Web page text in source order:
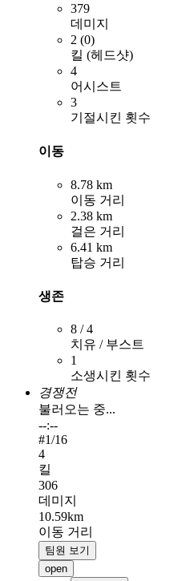
379
데미지
2 (0)
킬 (헤드샷)
4
어시스트
3
기절시킨 횟수
이동
8.78 km
이동 거리
2.38 km
걸은 거리
6.41 km
탑승 거리
생존
8 / 4
치유 / 부스트
1
소생시킨 횟수
경쟁전
불러오는 중...
--:--
#1/16
4
킬
306
데미지
10.59km
이동 거리
팀원 보기
open